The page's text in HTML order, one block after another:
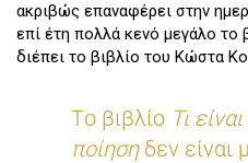
ακριβώς επαναφέρει στην
επί έτη πολλά κενό μεγάλο το
διέπει το βιβλίο του Κώστα
Tο βιβλίο Τι
ποίησηδεν είναι